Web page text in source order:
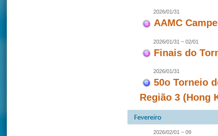
2026/01/31
AAMC
2026/01/31 ~ 02/01
Finais do
2026/01/31
50o Torneio
Região 3 (Hong
2026/02/01 ~ 09